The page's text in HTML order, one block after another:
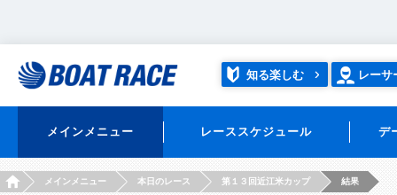
知る楽しむ レーサ
メインメニュー レーススケジュール デ
HOMEメインメニュー 本日のレース 第１３回近江米カップ 結果